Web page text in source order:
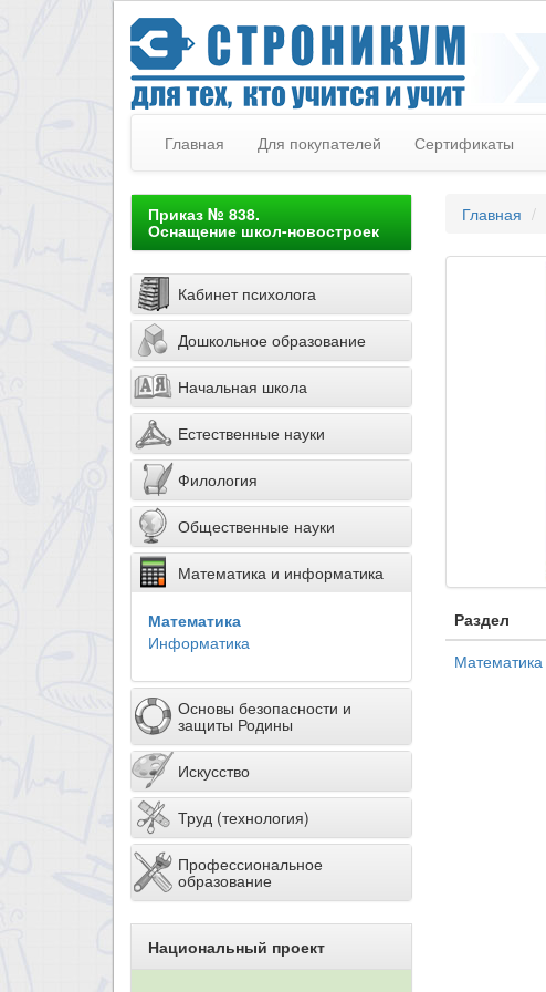
Главная Для покупателей Сертификаты
Приказ № 838.
Оснащение школ-новостроек
Кабинет психолога
Дошкольное образование
Начальная школа
Естественные науки
Филология
Общественные науки
Математика и информатика
Математика
Информатика
Основы безопасности и
защиты Родины
Искусство
Труд (технология)
Профессиональное
образование
Национальный проект
Главная
Раздел
Математика